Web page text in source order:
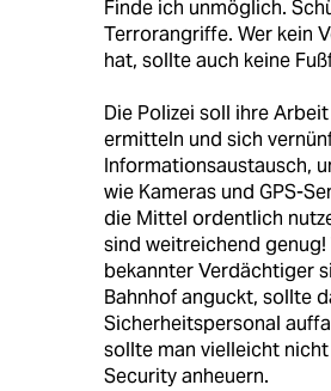
Finde ich unmöglich.
Terrorangriffe. Wer kein
hat, sollte auch keine
Die Polizei soll ihre
ermitteln und sich
Informationsaustausch,
wie Kameras und GPS-
die Mittel ordentlich
sind weitreichend genug!
bekannter Verdächtiger
Bahnhof anguckt, sollte
Sicherheitspersonal
sollte man vielleicht
Security anheuern.